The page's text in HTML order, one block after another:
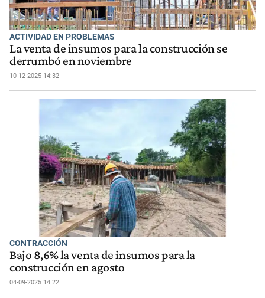
ACTIVIDAD EN PROBLEMAS
La venta de insumos para la construcción se
derrumbó en noviembre
10-12-2025 14:32
CONTRACCIÓN
Bajo 8,6% la venta de insumos para la
construcción en agosto
04-09-2025 14:22